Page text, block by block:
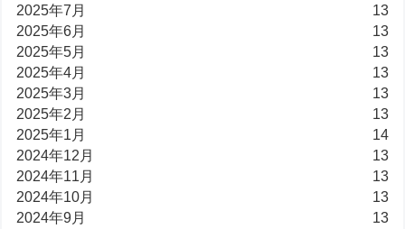
2025年7月
13
2025年6月
13
2025年5月
13
2025年4月
13
2025年3月
13
2025年2月
13
2025年1月
14
2024年12月
13
2024年11月
13
2024年10月
13
2024年9月
13